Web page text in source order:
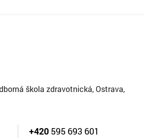
škola zdravotnická, Ostrava,
+420 595 693 601